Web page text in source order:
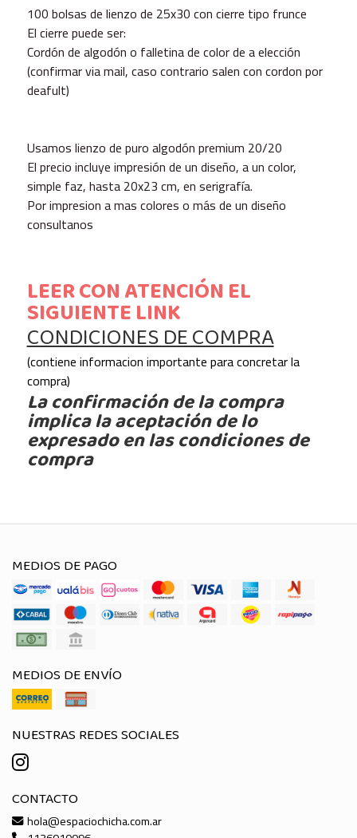
100 bolsas de lienzo de 25x30 con cierre tipo frunce
El cierre puede ser:
Cordón de algodón o falletina de color de a elección
(confirmar via mail, caso contrario salen con cordon por
deafult)
Usamos lienzo de puro algodón premium 20/20
El precio incluye impresión de un diseño, a un color,
simple faz, hasta 20x23 cm, en serigrafía.
Por impresion a mas colores o más de un diseño
consultanos
LEER CON ATENCIÓN EL
SIGUIENTE LINK
CONDICIONES DE COMPRA
(contiene informacion importante para concretar la
compra)
La confirmación de la compra
implica la aceptación de lo
expresado en las condiciones de
compra
MEDIOS DE PAGO
MEDIOS DE ENVÍO
NUESTRAS REDES SOCIALES
CONTACTO
hola@espaciochicha.com.ar